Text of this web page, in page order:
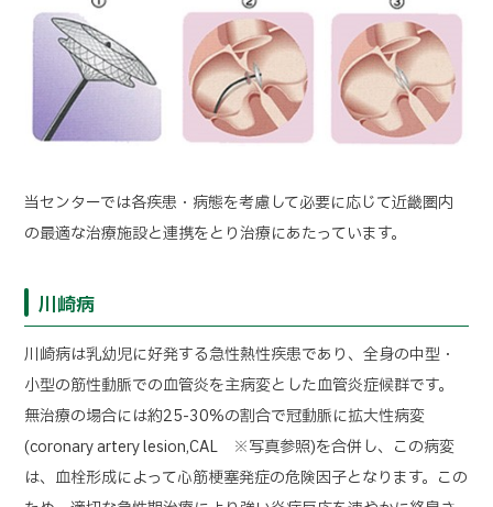
当センターでは各疾患・病態を考慮して必要に応じて近畿圏内
の最適な治療施設と連携をとり治療にあたっています。
川崎病
川崎病は乳幼児に好発する急性熱性疾患であり、全身の中型・
小型の筋性動脈での血管炎を主病変とした血管炎症候群です。
無治療の場合には約25-30%の割合で冠動脈に拡大性病変
(coronary artery lesion,CAL ※写真参照)を合併し、この病変
は、血栓形成によって心筋梗塞発症の危険因子となります。この